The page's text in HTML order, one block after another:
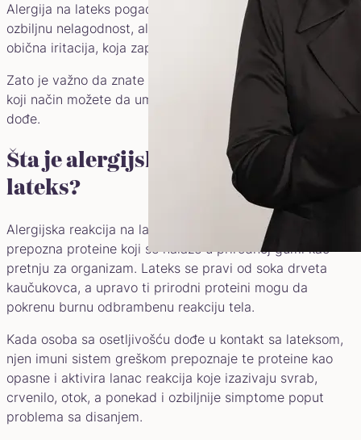
Alergija na lateks pogađa oko 3% ljudi i može da izazove
ozbiljnu nelagodnost, ali slične simptome može izazvati i
obična iritacija, koja zapravo nema veze sa alergijom.
Zato je važno da znate kako da prepoznate razliku i na
koji način možete da umirite kožu ako do neprijatnosti
dođe.
Šta je alergijska reakcija na
lateks?
Alergijska reakcija na lateks nastaje kada imuni sistem
prepozna proteine koji se nalaze u prirodnoj gumi kao
pretnju za organizam. Lateks se pravi od soka drveta
kaučukovca, a upravo ti prirodni proteini mogu da
pokrenu burnu odbrambenu reakciju tela.
Kada osoba sa osetljivošću dođe u kontakt sa lateksom,
njen imuni sistem greškom prepoznaje te proteine kao
opasne i aktivira lanac reakcija koje izazivaju svrab,
crvenilo, otok, a ponekad i ozbiljnije simptome poput
problema sa disanjem.